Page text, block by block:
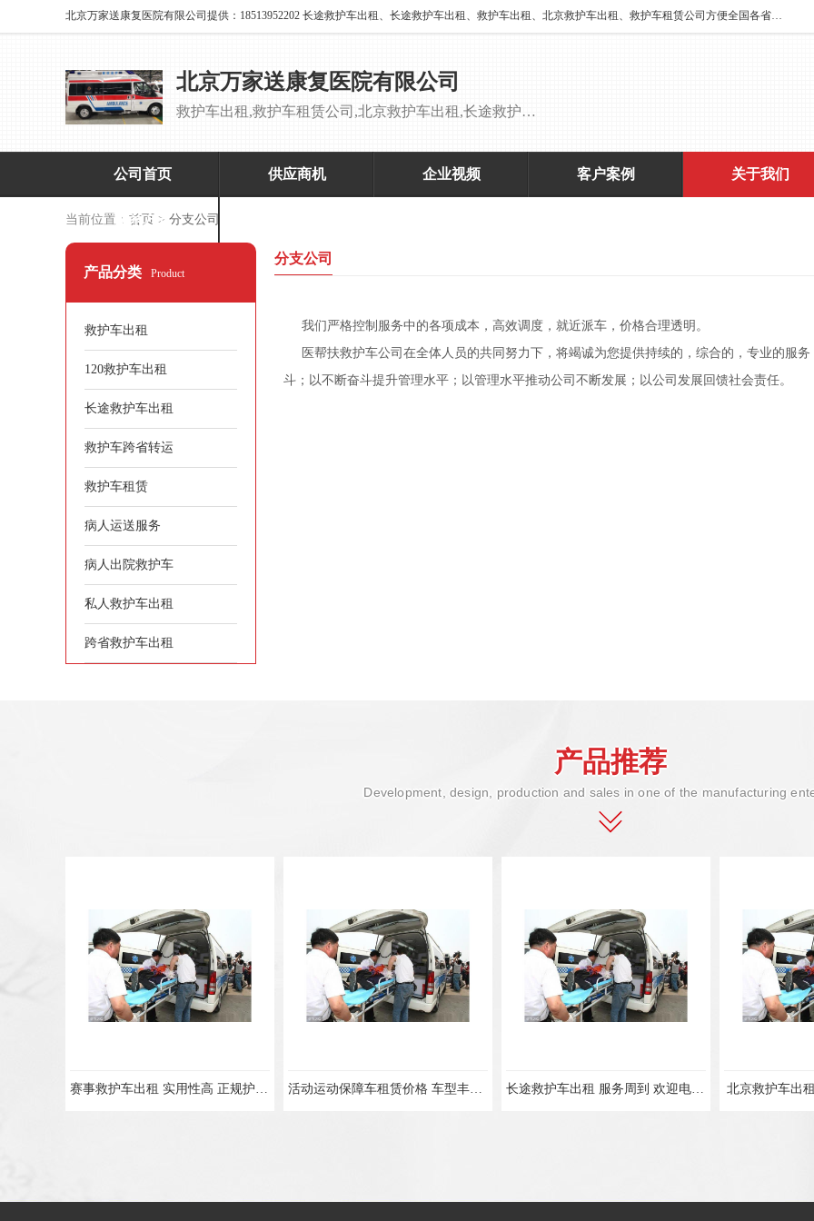
北京万家送康复医院有限公司提供：18513952202 长途救护车出租、长途救护车出租、救护车出租、北京救护车出租、救护车租赁公司方便全国各省市各类患者长途救护车转诊等需求，医帮扶医疗服务有限公司配备多辆福特成人长途监护型救护车，专用监护型儿童及新生儿救护车。
北京万家送康复医院有限公司
救护车出租,救护车租赁公司,北京救护车出租,长途救护车出租,长途120救护车出租,120救护车出租长途救护车出租 刘主任：18513952202
公司首页 供应商机 企业视频 客户案例 关于我们
联系方式
当前位置： 首页 > 分支公司
产品分类 Product
救护车出租
120救护车出租
长途救护车出租
救护车跨省转运
救护车租赁
病人运送服务
病人出院救护车
私人救护车出租
跨省救护车出租
分支公司
我们严格控制服务中的各项成本，高效调度，就近派车，价格合理透明。
医帮扶救护车公司在全体人员的共同努力下，将竭诚为您提供持续的，综合的，专业的服
斗；以不断奋斗提升管理水平；以管理水平推动公司不断发展；以公司发展回馈社会责任。
产品推荐
Development, design, production and sales in one of the manufacturing
赛事救护车出租 实用性高 正规护送服务 活动运动保障车租赁价格 车型丰富 综合性转送 长途救护车出租 服务周到 欢迎电话联系 北京救护车出